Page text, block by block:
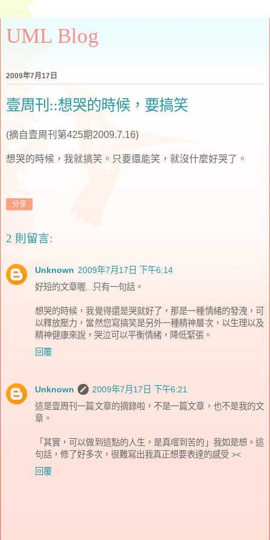
UML Blog
2009年7月17日
壹周刊::想哭的時候，要搞笑
(摘自壹周刊第425期2009.7.16)
想哭的時候，我就搞笑。只要還能笑，就沒什麼好哭了。
分享
2 則留言:
Unknown 2009年7月17日 下午6:14
好短的文章喔...只有一句話。
想哭的時候，我覺得還是哭就好了，那是一種情緒的發洩，可
以釋放壓力，當然您寫搞笑是另外一種精神層次，以生理以及
精神健康來說，哭泣可以平衡情緒，降低緊張。
回覆
Unknown
2009年7月17日 下午6:21
這是壹周刊一篇文章的摘錄啦，不是一篇文章，也不是我的文
章。
「其實，可以做到這點的人生，是真嚐到苦的」我如是想。這
句話，修了好多次，很難寫出我真正想要表達的感受 ><
回覆